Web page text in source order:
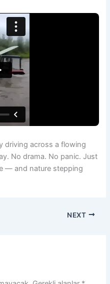
driving across a flowing
No drama. No panic. Just
— and nature stepping
NEXT